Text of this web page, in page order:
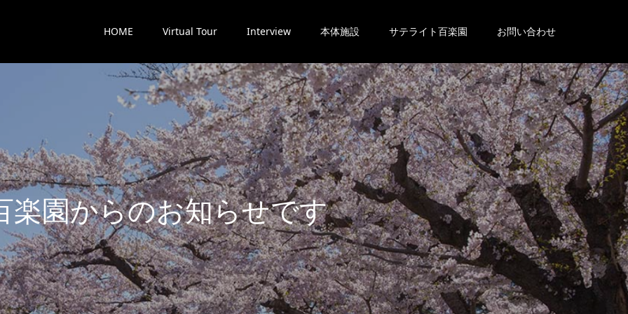
HOME Virtual Tour Interview 本体施設 サテライト百楽園 お問い合わせ
楽園からのお知らせです。